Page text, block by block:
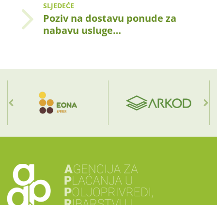
SLJEDEĆE
Poziv na dostavu ponude za
nabavu usluge…